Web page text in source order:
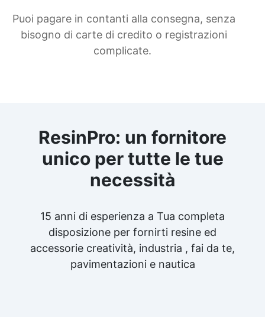
Puoi pagare in contanti alla consegna, senza
bisogno di carte di credito o registrazioni
complicate.
ResinPro: un fornitore
unico per tutte le tue
necessità
15 anni di esperienza a Tua completa
disposizione per fornirti resine ed
accessorie creatività, industria , fai da te,
pavimentazioni e nautica